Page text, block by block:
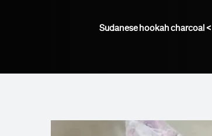
>
Sudanese hookah charcoal